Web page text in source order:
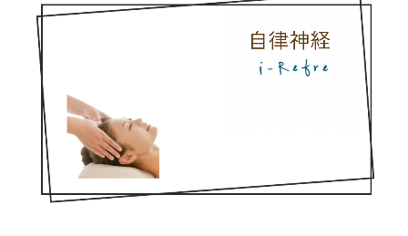
ご利用の流れ
よくあるご質問
お客様のお声
フォト